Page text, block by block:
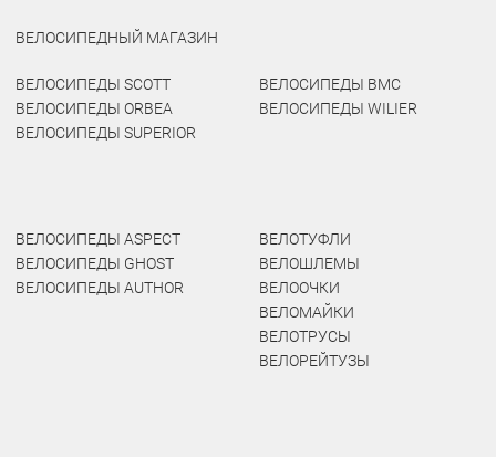
ВЕЛОСИПЕДНЫЙ МАГАЗИН
ВЕЛОСИПЕДЫ SCOTT
ВЕЛОСИПЕДЫ ORBEA
ВЕЛОСИПЕДЫ SUPERIOR
ВЕЛОСИПЕДЫ BMC
ВЕЛОСИПЕДЫ WILIER
ВЕЛОСИПЕДЫ ASPECT
ВЕЛОСИПЕДЫ GHOST
ВЕЛОСИПЕДЫ AUTHOR
ВЕЛОТУФЛИ
ВЕЛОШЛЕМЫ
ВЕЛООЧКИ
ВЕЛОМАЙКИ
ВЕЛОТРУСЫ
ВЕЛОРЕЙТУЗЫ